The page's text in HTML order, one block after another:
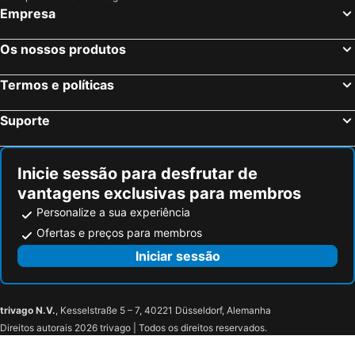
Zagreb, Zagreb Hotéis
Nin, Zadar Hotéis
Šibenik, Sibenik-Knin Hotéis
Bol, Split-Dalmatia Hotéis
Empresa
Os nossos produtos
Termos e políticas
Suporte
Inicie sessão para desfrutar de
vantagens exclusivas para membros
Personalize a sua experiência
Ofertas e preços para membros
Iniciar sessão
trivago N.V., Kesselstraße 5 – 7, 40221 Düsseldorf, Alemanha
Direitos autorais 2026 trivago | Todos os direitos reservados.